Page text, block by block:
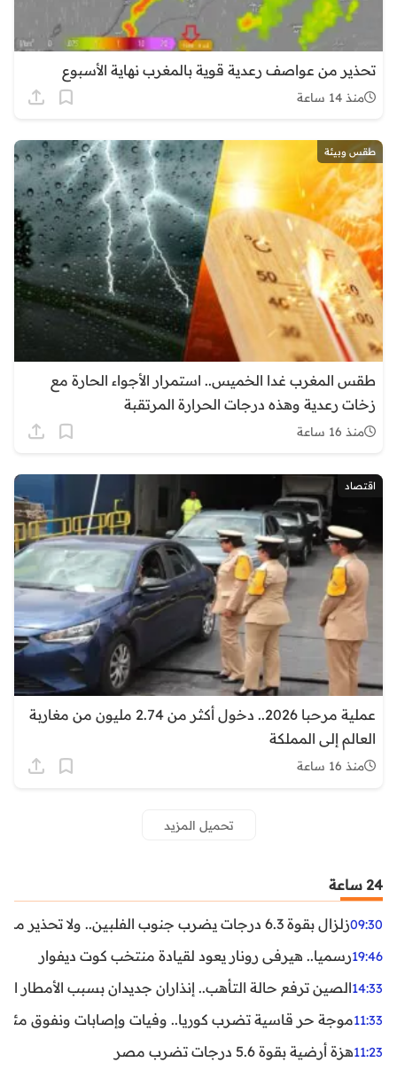
تحذير من عواصف رعدية قوية بالمغرب نهاية الأسبوع
منذ 14 ساعة
طقس وبيئة
طقس المغرب غدا الخميس.. استمرار الأجواء الحارة مع
زخات رعدية وهذه درجات الحرارة المرتقبة
منذ 16 ساعة
اقتصاد
عملية مرحبا 2026.. دخول أكثر من 2.74 مليون من مغاربة
العالم إلى المملكة
منذ 16 ساعة
تحميل المزيد
24 ساعة
09:30زلزال بقوة 6.3 درجات يضرب جنوب الفلبين.. ولا تحذير من تسونامي حتى الآن
19:46رسميا.. هيرفي رونار يعود لقيادة منتخب كوت ديفوار
14:33الصين ترفع حالة التأهب.. إنذاران جديدان بسبب الأمطار
11:33موجة حر قاسية تضرب كوريا.. وفيات وإصابات ونفوق مئات
11:23هزة أرضية بقوة 5.6 درجات تضرب مصر